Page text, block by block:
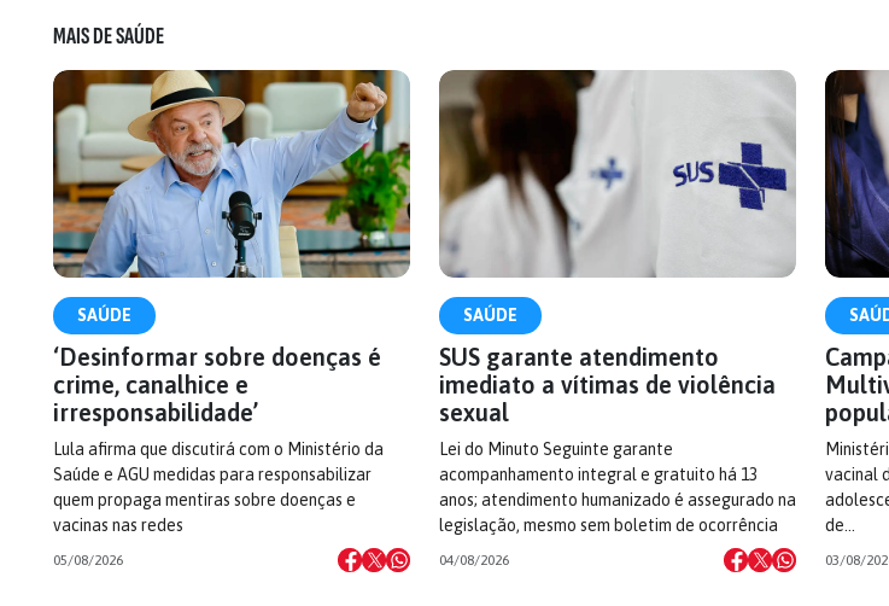
MAIS DE SAÚDE
SAÚDE
‘Desinformar sobre doenças é
crime, canalhice e
irresponsabilidade’
Lula afirma que discutirá com o Ministério da
Saúde e AGU medidas para responsabilizar
quem propaga mentiras sobre doenças e
vacinas nas redes
05/08/2026
SAÚDE
SUS garante atendimento
imediato a vítimas de violência
sexual
Lei do Minuto Seguinte garante
acompanhamento integral e gratuito há 13
anos; atendimento humanizado é assegurado na
legislação, mesmo sem boletim de ocorrência
04/08/2026
vacinal
de…
03/08/